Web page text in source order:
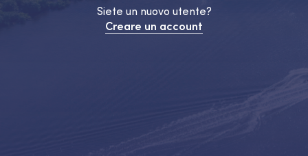
Siete un nuovo utente?
Creare un account